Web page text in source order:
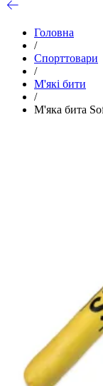
Головна
/
Спорттовари
/
М'які бити
/
М'яка бита